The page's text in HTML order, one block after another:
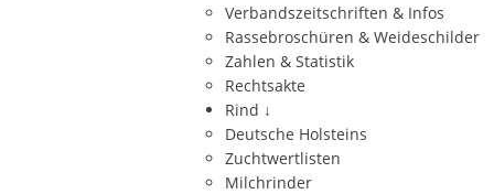
Verbandszeitschriften & Infos
Rassebroschüren & Weideschilder
Zahlen & Statistik
Rechtsakte
Rind ↓
Deutsche Holsteins
Zuchtwertlisten
Milchrinder